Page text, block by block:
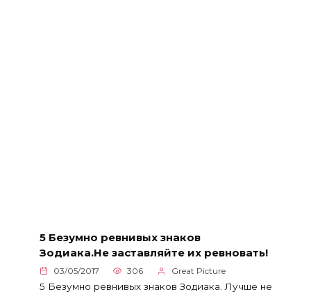
5 Безумно ревнивых знаков
Зодиака.Не заставляйте их ревновать!
03/05/2017 306 Great Picture
5 Безумно ревнивых знаков Зодиака. Лучше не